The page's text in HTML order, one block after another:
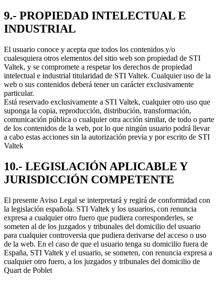
9.- PROPIEDAD INTELECTUAL E
INDUSTRIAL
El usuario conoce y acepta que todos los contenidos y/o
cualesquiera otros elementos del sitio web son propiedad de STI
Valtek, y se compromete a respetar los derechos de propiedad
intelectual e industrial titularidad de STI Valtek. Cualquier uso de la
web o sus contenidos deberá tener un carácter exclusivamente
particular.
Está reservado exclusivamente a STI Valtek, cualquier otro uso que
suponga la copia, reproducción, distribución, transformación,
comunicación pública o cualquier otra acción similar, de todo o parte
de los contenidos de la web, por lo que ningún usuario podrá llevar
a cabo estas acciones sin la autorización previa y por escrito de STI
Valtek
10.- LEGISLACIÓN APLICABLE Y
JURISDICCIÓN COMPETENTE
El presente Aviso Legal se interpretará y regirá de conformidad con
la legislación española. STI Valtek y los usuarios, con renuncia
expresa a cualquier otro fuero que pudiera corresponderles, se
someten al de los juzgados y tribunales del domicilio del usuario
para cualquier controversia que pudiera derivarse del acceso o uso
de la web. En el caso de que el usuario tenga su domicilio fuera de
España, STI Valtek y el usuario, se someten, con renuncia expresa a
cualquier otro fuero, a los juzgados y tribunales del domicilio de
Quart de Poblet